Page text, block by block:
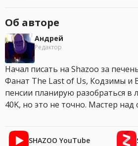
Об авторе
Андрей
Редактор
Начал писать на Shazoo за
Фанат The Last of Us, Кодзимы и
пенсии планирую разобраться в
40K, но это не точно. Мастер
SHAZOO YouTube